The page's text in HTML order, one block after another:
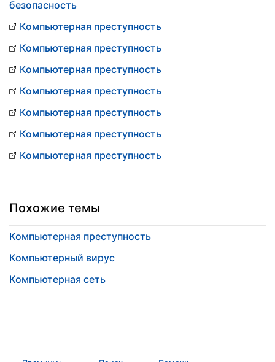
безопасность
Компьютерная преступность
Компьютерная преступность
Компьютерная преступность
Компьютерная преступность
Компьютерная преступность
Компьютерная преступность
Компьютерная преступность
Похожие темы
Компьютерная преступность
Компьютерный вирус
Компьютерная сеть